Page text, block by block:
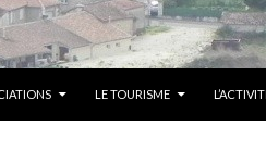
LE TOURISME